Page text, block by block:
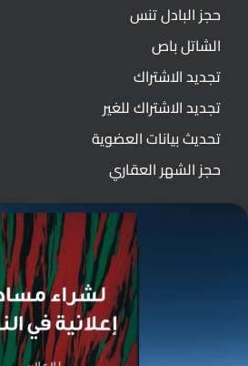
حجز البادل تنس
الشاتل باص
تجديد الاشتراك
تجديد الاشتراك للغير
تحديث بيانات العضوية
حجز الشهر العقاري